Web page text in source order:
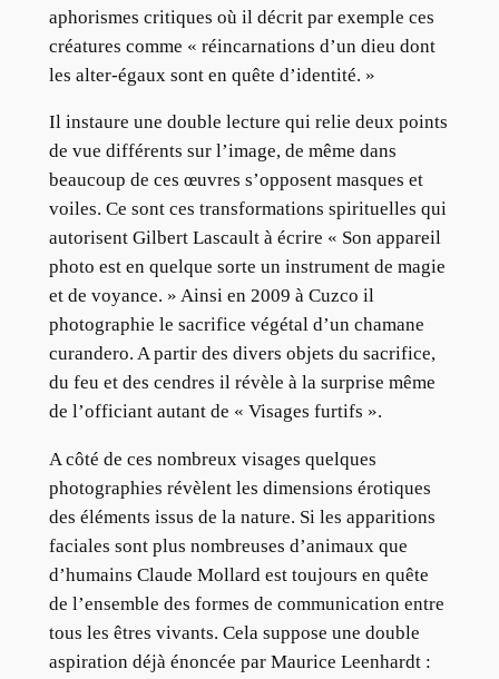
aphorismes critiques où il décrit par exemple ces
créatures comme « réincarnations d’un dieu dont
les alter-égaux sont en quête d’identité. »
Il instaure une double lecture qui relie deux points
de vue différents sur l’image, de même dans
beaucoup de ces œuvres s’opposent masques et
voiles. Ce sont ces transformations spirituelles qui
autorisent Gilbert Lascault à écrire « Son appareil
photo est en quelque sorte un instrument de magie
et de voyance. » Ainsi en 2009 à Cuzco il
photographie le sacrifice végétal d’un chamane
curandero. A partir des divers objets du sacrifice,
du feu et des cendres il révèle à la surprise même
de l’officiant autant de « Visages furtifs ».
A côté de ces nombreux visages quelques
photographies révèlent les dimensions érotiques
des éléments issus de la nature. Si les apparitions
faciales sont plus nombreuses d’animaux que
d’humains Claude Mollard est toujours en quête
de l’ensemble des formes de communication entre
tous les êtres vivants. Cela suppose une double
aspiration déjà énoncée par Maurice Leenhardt :